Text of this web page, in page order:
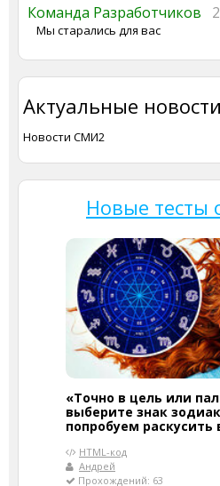
Команда Разработчиков
Мы старались для вас
Актуальные
Новости СМИ2
Новые тесты
«Точно в цель или
выберите знак
попробуем раскусить
HTML-код
Андрей
Прохождений: 63